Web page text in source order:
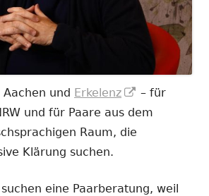
und Erkelenz
In
neuem
– für
und für Paare aus dem
Raum, die
Klärung suchen.
eine Paarberatung, weil